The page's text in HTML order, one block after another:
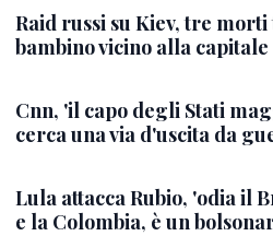
Raid russi su Kiev, tre
bambino vicino alla capitale
Cnn, 'il capo degli Stati
cerca una via d'uscita da
Lula attacca Rubio, 'odia il
e la Colombia, è un